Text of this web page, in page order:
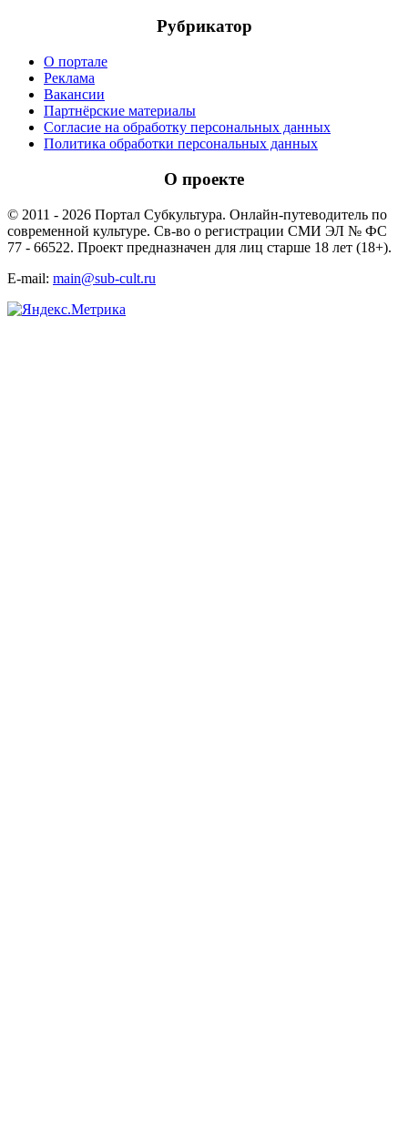
Рубрикатор
О портале
Реклама
Вакансии
Партнёрские материалы
Согласие на обработку персональных данных
Политика обработки персональных данных
О проекте
© 2011 - 2026 Портал Субкультура. Онлайн-путеводитель по
современной культуре. Св-во о регистрации СМИ ЭЛ № ФС
77 - 66522. Проект предназначен для лиц старше 18 лет (18+).
E-mail: main@sub-cult.ru